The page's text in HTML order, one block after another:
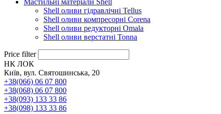
Мастильні матеріали Shell
Shell оливи гідравлічні Tellus
Shell оливи компресорні Corena
Shell оливи редукторні Omala
Shell оливи верстатні Tonna
Price filter
НК ЛОК
Київ, вул. Святошинська, 20
+38(066) 06 07 800
+38(068) 06 07 800
+38(093) 133 33 86
+38(098) 133 33 86